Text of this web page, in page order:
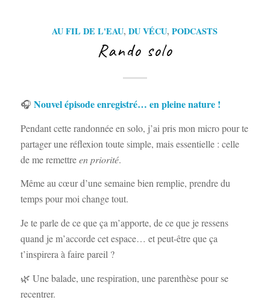
AU FIL DE L'EAU,DU VÉCU,PODCASTS
Rando solo
🎧 Nouvel épisode enregistré… en pleine nature !
Pendant cette randonnée en solo, j’ai pris mon micro pour te
partager une réflexion toute simple, mais essentielle : celle
de me remettreen priorité.
Même au cœur d’une semaine bien remplie, prendre du
temps pour moi change tout.
Je te parle de ce que ça m’apporte, de ce que je ressens
quand je m’accorde cet espace… et peut-être que ça
t’inspirera à faire pareil ?
🌿 Une balade, une respiration, une parenthèse pour se
recentrer.